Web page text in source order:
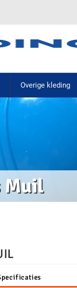
Overige kleding
Muil